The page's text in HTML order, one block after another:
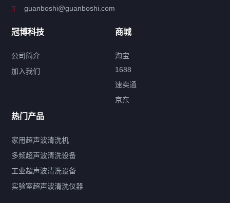
特种超声波洗净产品
超声波配件
产品标签
鼓泡 升降 抛动
带加热
功率可调
双波脱气
机械旋钮系列
厨具清洗机
超声波振板
guanboshi@guanboshi.com
冠博科技
公司简介
加入我们
商城
淘宝
1688
速卖通
京东
热门产品
家用超声波清洗机
多频超声波清洗设备
工业超声波清洗设备
实验室超声波清洗仪器